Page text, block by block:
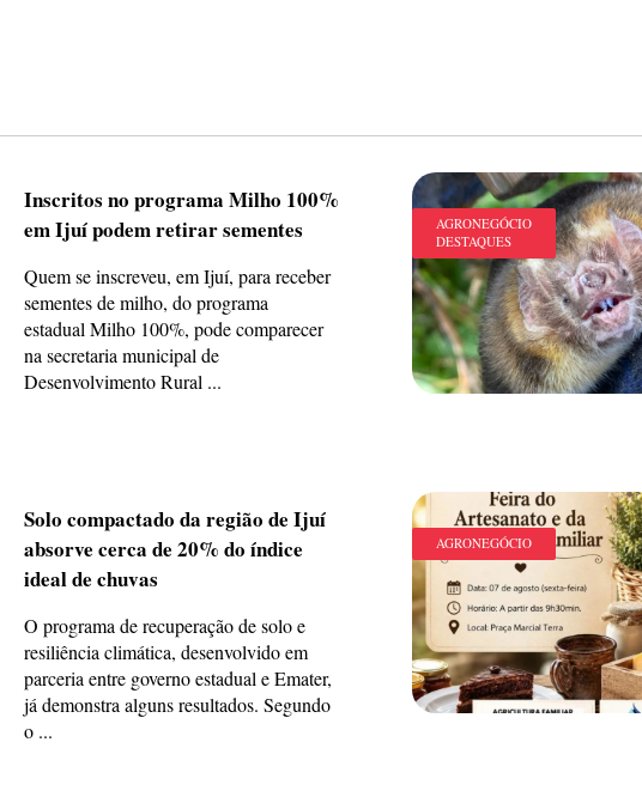
Inscritos no programa Milho 100%
em Ijuí podem retirar sementes
Quem se inscreveu, em Ijuí, para receber
sementes de milho, do programa
estadual Milho 100%, pode comparecer
na secretaria municipal de
Desenvolvimento Rural ...
AGRONEGÓCIO
DESTAQUES
Solo compactado da região de Ijuí
absorve cerca de 20% do índice
ideal de chuvas
O programa de recuperação de solo e
resiliência climática, desenvolvido em
parceria entre governo estadual e Emater,
já demonstra alguns resultados. Segundo
o ...
AGRONEGÓCIO